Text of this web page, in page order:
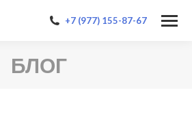
+7 (977) 155-87-67
БЛОГ